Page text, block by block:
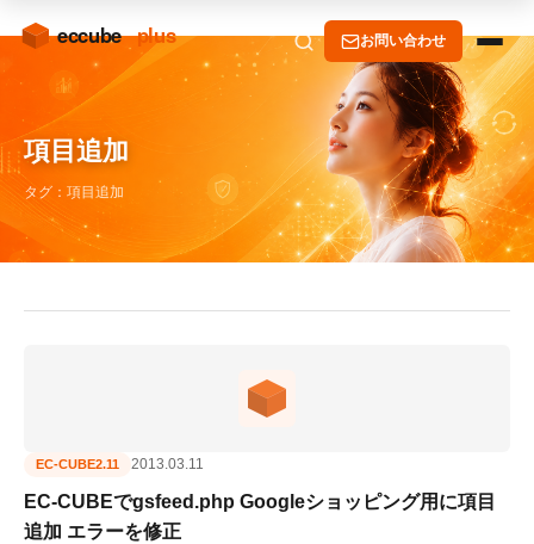
お問い合わせ
項目追加
タグ：項目追加
EC-CUBE2.11 2013.03.11
EC-CUBEでgsfeed.php Googleショッピング用に項目
追加 エラーを修正